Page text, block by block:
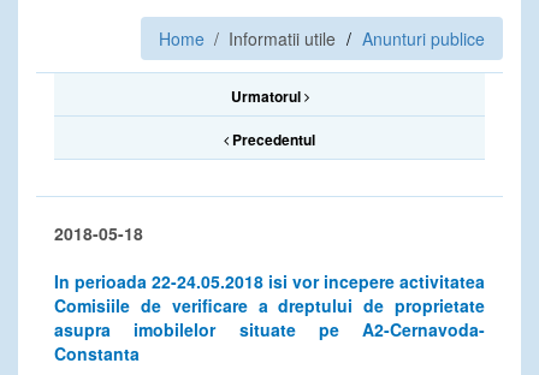
Home / Informatii utile Anunturi publice
Urmatorul
Precedentul
2018-05-18
In perioada 22-24.05.2018 isi vor incepere activitatea
Comisiile de verificare a dreptului de proprietate
asupra imobilelor situate pe A2-Cernavoda-
Constanta